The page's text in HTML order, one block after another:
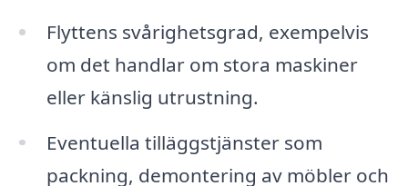
Flyttens svårighetsgrad, exempelvis
om det handlar om stora maskiner
eller känslig utrustning.
Eventuella tilläggstjänster som
packning, demontering av möbler och